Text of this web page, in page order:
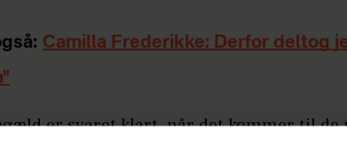
Camilla Frederikke: Derfor deltog
er svaret klart, når det kommer til de